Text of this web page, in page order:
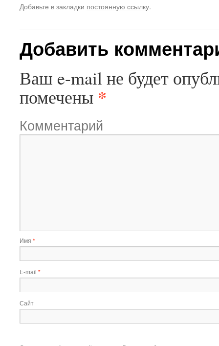
Добавьте в закладки постоянную ссылку.
Добавить
Ваш e-mail не будет
помечены *
Комментарий
Имя *
E-mail *
Сайт